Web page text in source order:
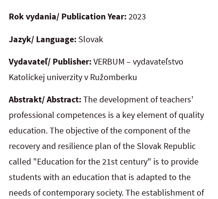
Rok vydania/ Publication Year:2023
Jazyk/ Language: Slovak
Vydavateľ/ Publisher:VERBUM – vydavateľstvo
Katolíckej univerzity v Ružomberku
Abstrakt/ Abstract:The development of teachers'
professional competences is a key element of quality
education. The objective of the component of the
recovery and resilience plan of the Slovak Republic
called "Education for the 21st century" is to provide
students with an education that is adapted to the
needs of contemporary society. The establishment of